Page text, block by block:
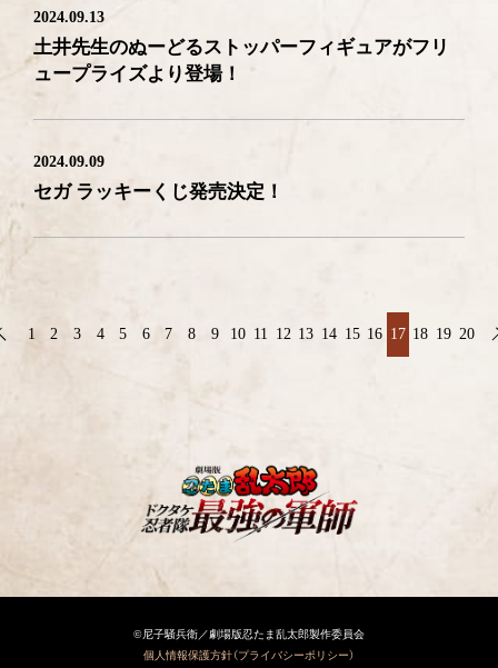
2024.09.13
土井先生のぬーどるストッパーフィギュアがフリ
ュープライズより登場！
2024.09.09
セガ ラッキーくじ発売決定！
1 2 3 4 5 6 7 8 9 10 11 12 13 14 15 16 17 18 19 20
©尼子騒兵衛／劇場版忍たま乱太郎製作委員会
個人情報保護方針（プライバシーポリシー）